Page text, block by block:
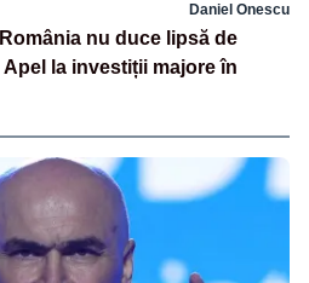
Daniel Onescu
nu duce lipsă de
la investiții majore în